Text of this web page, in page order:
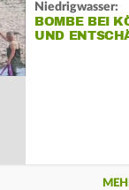
Niedrigwasser:
BOMBE BEI
UND